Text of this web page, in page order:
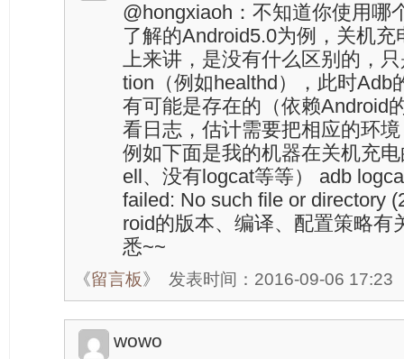
@hongxiaoh：不知道你使用哪
了解的Android5.0为例，关机
上来讲，是没有什么区别的，
tion（例如healthd），此时Adb
有可能是存在的（依赖Android
看日志，估计需要把相应的环
例如下面是我的机器在关机充
ell、没有logcat等等） adb
failed: No such file or directory
roid的版本、编译、配置策略有
悉~~
《留言板》 发表时间：2016-09-06 17:23
wowo